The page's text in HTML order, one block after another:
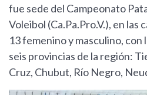
fue sede del Campeonato
Voleibol (Ca.Pa.Pro.V.), en las
13 femenino y masculino, con
seis provincias de la región:
Cruz, Chubut, Río Negro,